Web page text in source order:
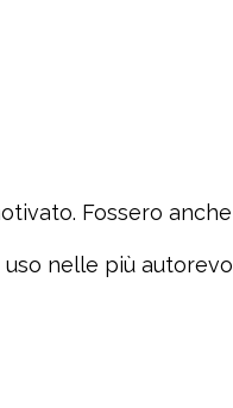
Fossero
nelle più